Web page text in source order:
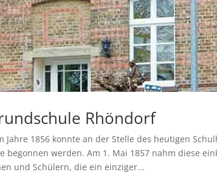
Rhöndorf
Jahre 1856 konnte an der Stelle des heutigen
begonnen werden. Am 1. Mai 1857 nahm diese
und Schülern, die ein einziger...